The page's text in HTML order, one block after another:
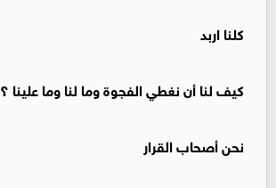
كلنا اربد
كيف لنا أن نغطي الفجوة وما لنا وما علينا ؟
نحن أصحاب القرار